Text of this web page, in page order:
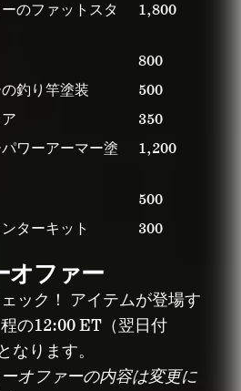
のファットスタ
1,800
800
釣り竿塗装
500
350
ワーアーマー塗
1,200
500
ターキット
300
オファー
ック！ アイテムが登場す
の12:00 ET（翌日付
ります。
オファーの内容は変更に